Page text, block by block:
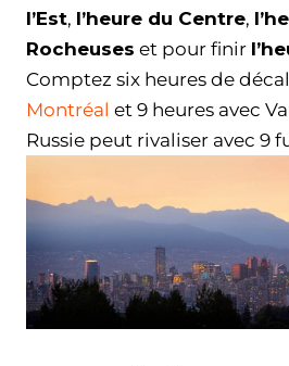
l’Est, l’heure du Centre,
Rocheuses et pour finir
Comptez six heures de
Montréal et 9 heures avec
Russie peut rivaliser avec 9